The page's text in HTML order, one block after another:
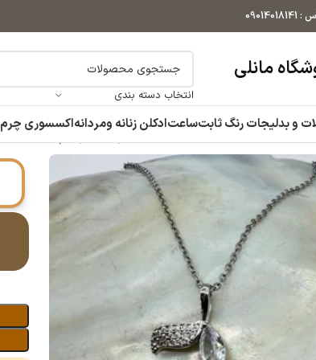
مانلی
انتخاب دسته بندی
و بدلیجات رنگ ثابتساعتادکلن زنانه ومردانهاکسسوری چرم
گردنبند زنانه گردنبند نقره ای نگین صورتی دم وال